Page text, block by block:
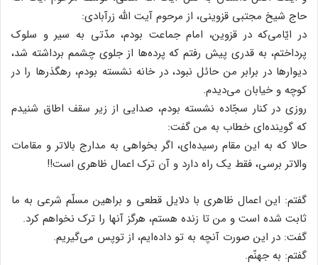
حاج شیخ مجتبی قزوینی، از مرحوم آیت الله زرآبادی:
در ایّامی‌که در قزوین، امام جماعت بودم، مدّتی به سیر و سلوک
پرداختم، به قدری پیش رفتم که پرده‌ها از جلوی چشمم برداشته شد،
دیوارها در برابر من حائل نبود، در خانه نشسته بودم، رهگذرها را در
کوچه و خیابان می‌دیدم.
روزی در کنار سجّاده نشسته بودم، صدایی از زیر سقف اطاق شنیدم
که گوینده‌ای خطاب به من گفت:
حالا که به این مقام رسیده‌ای، اگر بخواهی به مدارج بالاتر و مقامات
والاتر برسی، فقط یک راه دارد و آن ترک اعمال ظاهری است!!
گفتم: این اعمال ظاهری با دلایل قطعی و براهین مسلّم شرعی به ما
ثابت شده است و من تا زنده هستم، هرگز آنها را ترک نخواهم کرد.
گفت: در این صورت آنچه به تو داده‌ایم، از توپس می‌گیریم.
گفتم: به جهنّم.